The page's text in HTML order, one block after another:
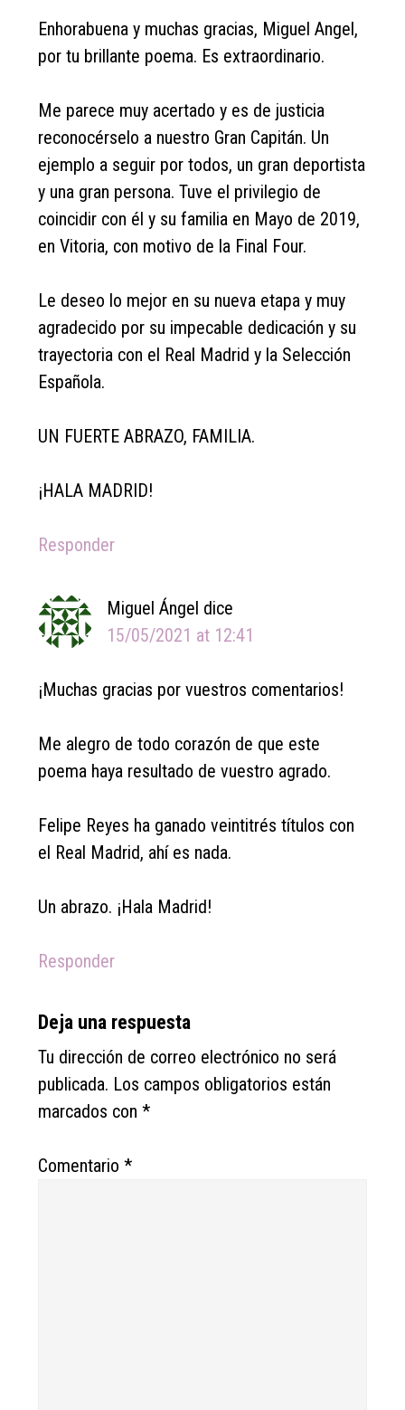
Enhorabuena y muchas gracias, Miguel Angel,
por tu brillante poema. Es extraordinario.
Me parece muy acertado y es de justicia
reconocérselo a nuestro Gran Capitán. Un
ejemplo a seguir por todos, un gran deportista
y una gran persona. Tuve el privilegio de
coincidir con él y su familia en Mayo de 2019,
en Vitoria, con motivo de la Final Four.
Le deseo lo mejor en su nueva etapa y muy
agradecido por su impecable dedicación y su
trayectoria con el Real Madrid y la Selección
Española.
UN FUERTE ABRAZO, FAMILIA.
¡HALA MADRID!
Responder
Miguel Ángel dice
15/05/2021 at 12:41
¡Muchas gracias por vuestros comentarios!
Me alegro de todo corazón de que este
poema haya resultado de vuestro agrado.
Felipe Reyes ha ganado veintitrés títulos con
el Real Madrid, ahí es nada.
Un abrazo. ¡Hala Madrid!
Responder
Deja una respuesta
Tu dirección de correo electrónico no será
publicada. Los campos obligatorios están
marcados con*
Comentario*